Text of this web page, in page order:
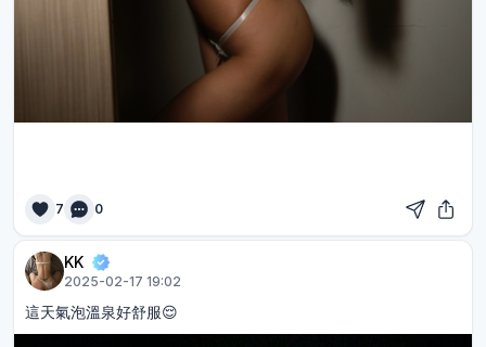
7 0
KK
2025-02-17 19:02
這天氣泡溫泉好舒服😌